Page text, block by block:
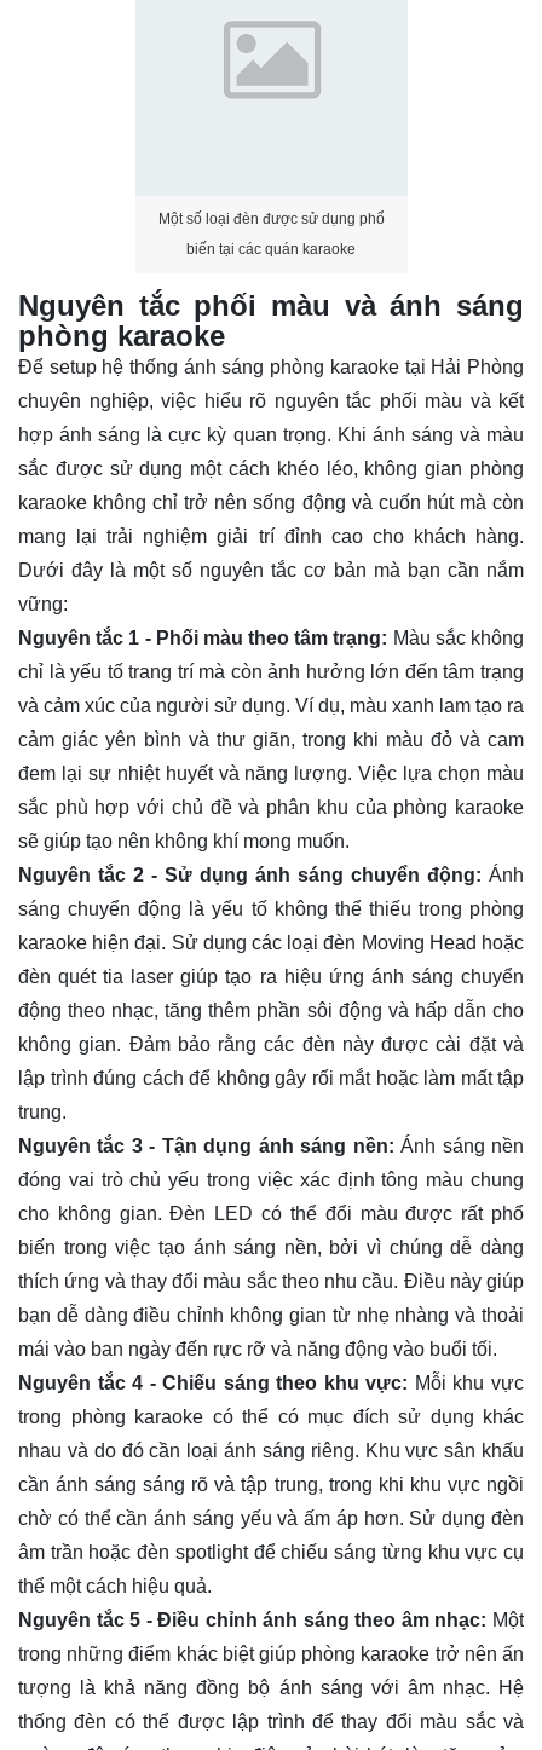
Một số loại đèn được sử dụng phổ
biến tại các quán karaoke
Nguyên tắc phối màu và ánh sáng
phòng karaoke
Để setup hệ thống ánh sáng phòng karaoke tại Hải Phòng
chuyên nghiệp, việc hiểu rõ nguyên tắc phối màu và kết
hợp ánh sáng là cực kỳ quan trọng. Khi ánh sáng và màu
sắc được sử dụng một cách khéo léo, không gian phòng
karaoke không chỉ trở nên sống động và cuốn hút mà còn
mang lại trải nghiệm giải trí đỉnh cao cho khách hàng.
Dưới đây là một số nguyên tắc cơ bản mà bạn cần nắm
vững:
Nguyên tắc 1 - Phối màu theo tâm trạng: Màu sắc không
chỉ là yếu tố trang trí mà còn ảnh hưởng lớn đến tâm trạng
và cảm xúc của người sử dụng. Ví dụ, màu xanh lam tạo ra
cảm giác yên bình và thư giãn, trong khi màu đỏ và cam
đem lại sự nhiệt huyết và năng lượng. Việc lựa chọn màu
sắc phù hợp với chủ đề và phân khu của phòng karaoke
sẽ giúp tạo nên không khí mong muốn.
Nguyên tắc 2 - Sử dụng ánh sáng chuyển động: Ánh
sáng chuyển động là yếu tố không thể thiếu trong phòng
karaoke hiện đại. Sử dụng các loại đèn Moving Head hoặc
đèn quét tia laser giúp tạo ra hiệu ứng ánh sáng chuyển
động theo nhạc, tăng thêm phần sôi động và hấp dẫn cho
không gian. Đảm bảo rằng các đèn này được cài đặt và
lập trình đúng cách để không gây rối mắt hoặc làm mất tập
trung.
Nguyên tắc 3 - Tận dụng ánh sáng nền: Ánh sáng nền
đóng vai trò chủ yếu trong việc xác định tông màu chung
cho không gian. Đèn LED có thể đổi màu được rất phổ
biến trong việc tạo ánh sáng nền, bởi vì chúng dễ dàng
thích ứng và thay đổi màu sắc theo nhu cầu. Điều này giúp
bạn dễ dàng điều chỉnh không gian từ nhẹ nhàng và thoải
mái vào ban ngày đến rực rỡ và năng động vào buổi tối.
Nguyên tắc 4 - Chiếu sáng theo khu vực: Mỗi khu vực
trong phòng karaoke có thể có mục đích sử dụng khác
nhau và do đó cần loại ánh sáng riêng. Khu vực sân khấu
cần ánh sáng sáng rõ và tập trung, trong khi khu vực ngồi
chờ có thể cần ánh sáng yếu và ấm áp hơn. Sử dụng đèn
âm trần hoặc đèn spotlight để chiếu sáng từng khu vực cụ
thể một cách hiệu quả.
Nguyên tắc 5 - Điều chỉnh ánh sáng theo âm nhạc: Một
trong những điểm khác biệt giúp phòng karaoke trở nên ấn
tượng là khả năng đồng bộ ánh sáng với âm nhạc. Hệ
thống đèn có thể được lập trình để thay đổi màu sắc và